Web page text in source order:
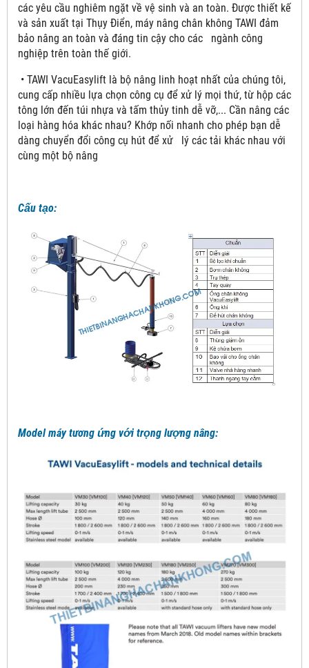
các yêu cầu nghiêm ngặt về vệ sinh và an toàn. Được thiết kế
và sản xuất tại Thụy Điển, máy nâng chân không TAWI đảm
bảo nâng an toàn và đáng tin cậy cho các ngành công
nghiệp trên toàn thế giới.
• TAWI VacuEasylift là bộ nâng linh hoạt nhất của chúng tôi,
cung cấp nhiều lựa chọn công cụ để xử lý mọi thứ, từ hộp các
tông lớn đến túi nhựa và tấm thủy tinh dễ vỡ,... Cần nâng các
loại hàng hóa khác nhau? Khớp nối nhanh cho phép bạn dễ
dàng chuyển đổi công cụ hút để xử lý các tải khác nhau với
cùng một bộ nâng
Cấu tạo:
Model máy tương ứng với trọng lượng nâng: